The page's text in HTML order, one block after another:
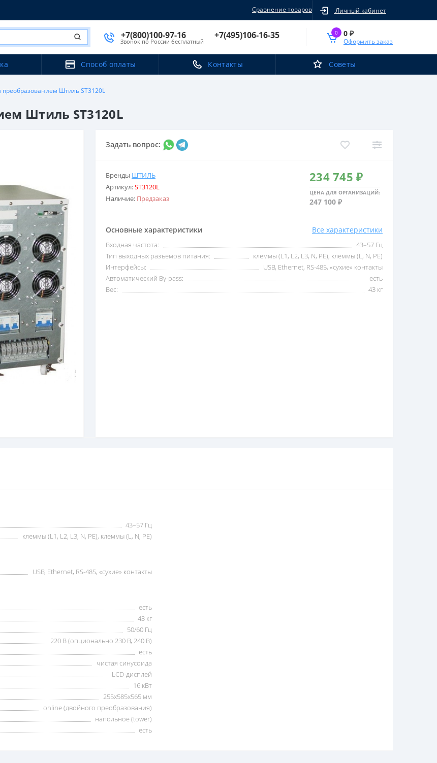
Сравнение товаров Личный кабинет
+7(800)100-97-16
Звонок по России бесплатный
+7(495)106-16-35 0 0 ₽
Оформить заказ
Способ оплаты Контакты Советы
Штиль ST3120L
Штиль ST3120L
Задать вопрос:
Бренды ШТИЛЬ
Артикул:ST3120L
Наличие: Предзаказ
234 745 ₽
ЦЕНА ДЛЯ ОРГАНИЗАЦИЙ:
247 100 ₽
Основные характеристики Все характеристики
Входная частота:
43–57 Гц
Тип выходных разъемов питания:
клеммы (L1, L2, L3, N, PE), клеммы (L, N, PE)
Интерфейсы:
USB, Ethernet, RS-485, «сухие» контакты
Автоматический By-pass:
есть
Вес:
43 кг
43–57 Гц
клеммы (L1, L2, L3, N, PE), клеммы (L, N, PE)
USB, Ethernet, RS-485, «сухие» контакты
есть
43 кг
50/60 Гц
220 В (опционально 230 В, 240 В)
есть
чистая синусоида
LCD-дисплей
16 кВт
255x585x565 мм
online (двойного преобразования)
напольное (tower)
есть